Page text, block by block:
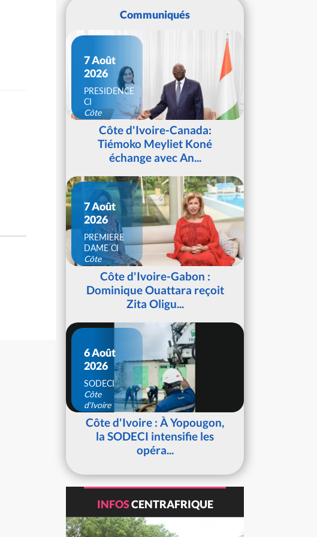
Communiqués
7 Août
2026
PRESIDENCE
CI
Côte
d'IvoireCôte d'Ivoire-Canada:
Tiémoko Meyliet Koné
échange avec An...
7 Août
2026
PREMIERE
DAME CI
Côte
d'IvoireCôte d'Ivoire-Gabon :
Dominique Ouattara reçoit
Zita Oligu...
6 Août
2026
SODECI
Côte
d'Ivoire
Côte d'Ivoire : À Yopougon,
la SODECI intensifie les
opéra...
INFOSCENTRAFRIQUE